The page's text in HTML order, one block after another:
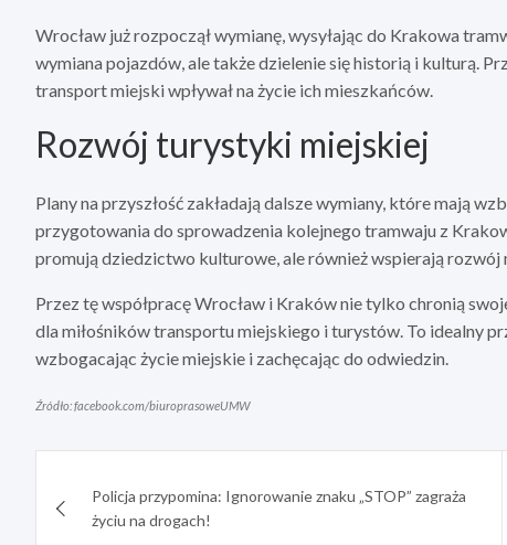
Wrocław już rozpoczął wymianę, wysyłając do Krakowa
wymiana pojazdów, ale także dzielenie się historią i kulturą.
transport miejski wpływał na życie ich mieszkańców.
Rozwój turystyki miejskiej
Plany na przyszłość zakładają dalsze wymiany, które mają
przygotowania do sprowadzenia kolejnego tramwaju z
promują dziedzictwo kulturowe, ale również wspierają
Przez tę współpracę Wrocław i Kraków nie tylko chronią
dla miłośników transportu miejskiego i turystów. To idealny
wzbogacając życie miejskie i zachęcając do odwiedzin.
Źródło: facebook.com/biuroprasoweUMW
wpisuPolicja przypomina: Ignorowanie znaku „STOP” zagraża
życiu na drogach!